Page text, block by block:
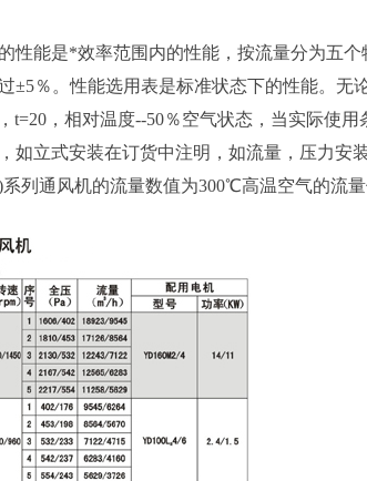
能是*效率范围内的性能，按流量分为五
±5％。性能选用表是标准状态下的性能。无
t=20，相对温度--50％空气状态，当实际使
如立式安装在订货中注明，如流量，压力安
列通风机的流量数值为300℃高温空气的流